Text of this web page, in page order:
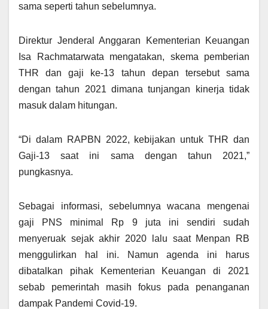
sama seperti tahun sebelumnya.
Direktur Jenderal Anggaran Kementerian Keuangan
Isa Rachmatarwata mengatakan, skema pemberian
THR dan gaji ke-13 tahun depan tersebut sama
dengan tahun 2021 dimana tunjangan kinerja tidak
masuk dalam hitungan.
“Di dalam RAPBN 2022, kebijakan untuk THR dan
Gaji-13 saat ini sama dengan tahun 2021,”
pungkasnya.
Sebagai informasi, sebelumnya wacana mengenai
gaji PNS minimal Rp 9 juta ini sendiri sudah
menyeruak sejak akhir 2020 lalu saat Menpan RB
menggulirkan hal ini. Namun agenda ini harus
dibatalkan pihak Kementerian Keuangan di 2021
sebab pemerintah masih fokus pada penanganan
dampak Pandemi Covid-19.